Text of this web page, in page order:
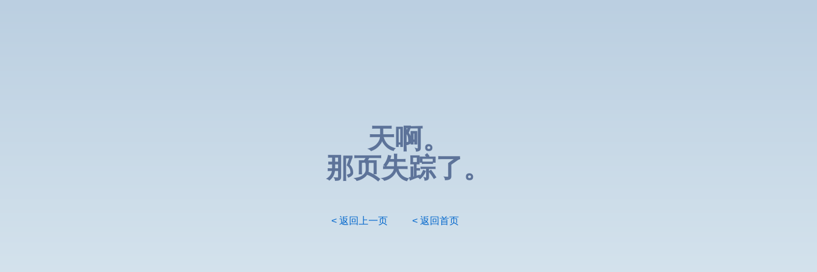
天啊。
那页失踪了。
< 返回上一页 < 返回首页